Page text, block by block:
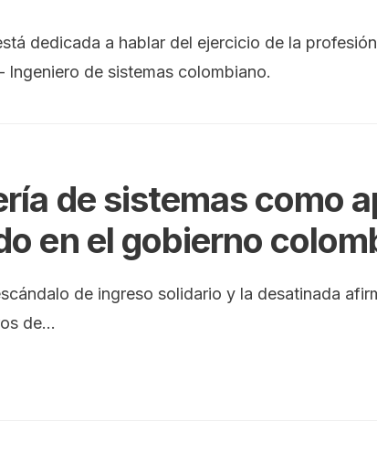
dedicada a hablar del ejercicio de la
Ingeniero de sistemas colombiano.
de sistemas como
en el gobierno
de ingreso solidario y la desatinada
de...